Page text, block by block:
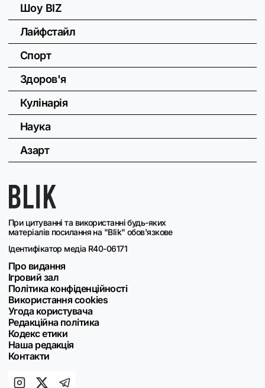
При цитуванні та використанні будь-яких
матеріалів посилання на "Blik" обов'язкове
Ідентифікатор медіа R40-06171
Про видання
Ігровий зал
Політика конфіденційності
Використання cookies
Угода користувача
Редакційна політика
Кодекс етики
Наша редакція
Контакти
Шоу BIZ
Лайфстайл
Спорт
Здоров'я
Кулінарія
Наука
Азарт